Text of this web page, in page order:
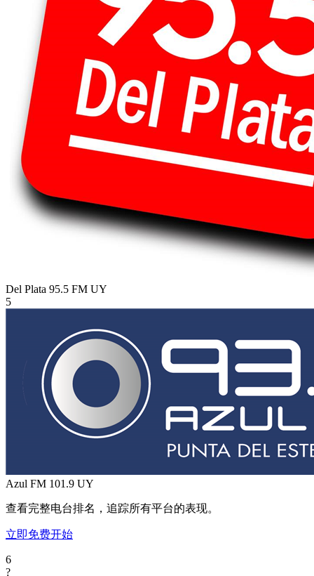
Del Plata 95.5 FM UY
5
Azul FM 101.9 UY
查看完整电台排名，追踪所有平台的表现。
立即免费开始
6
?